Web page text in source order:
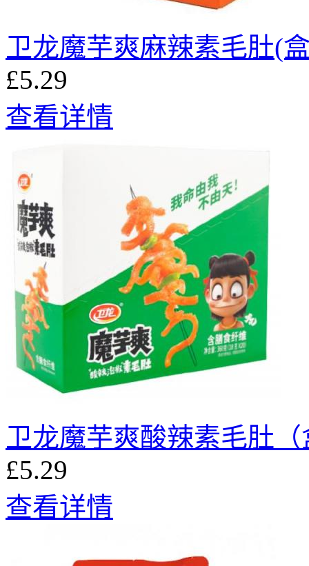
卫龙魔芋爽麻辣素毛肚(
£5.29
查看详情
卫龙魔芋爽酸辣素毛肚（
£5.29
查看详情